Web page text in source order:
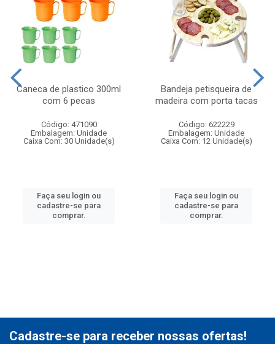
Caneca de plastico 300ml
com 6 pecas
Código: 471090
Embalagem: Unidade
Caixa Com: 30 Unidade(s)
Faça seu login ou
cadastre-se para
comprar.
Bandeja petisqueira de
madeira com porta tacas
Código: 622229
Embalagem: Unidade
Caixa Com: 12 Unidade(s)
Faça seu login ou
cadastre-se para
comprar.
Cadastre-se para receber nossas ofertas!